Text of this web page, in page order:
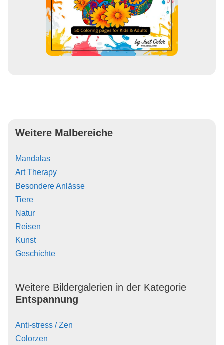
Weitere Malbereiche
Mandalas
Art Therapy
Besondere Anlässe
Tiere
Natur
Reisen
Kunst
Geschichte
Weitere Bildergalerien in der Kategorie
Entspannung
Anti-stress / Zen
Colorzen